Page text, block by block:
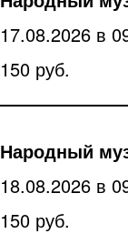
17.08.2026 в
150 руб.
Народный
18.08.2026 в
150 руб.